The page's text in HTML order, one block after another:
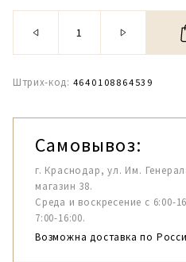
Штрих-код: 4640108864539
Самовывоз:
г. Краснодар, ул. Им.
магазин 38.
Среда и воскресение с 6:00-
7:00-16:00.
Возможна доставка по